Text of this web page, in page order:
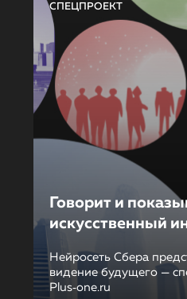
СПЕЦПРОЕКТ
Говорит и
искусственный
Нейросеть Сбера
видение будущего —
Plus‑one.ru